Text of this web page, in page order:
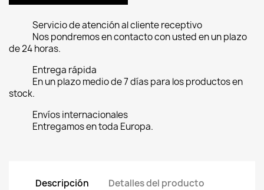
Servicio de atención al cliente receptivo
Nos pondremos en contacto con usted en un plazo
de 24 horas.
Entrega rápida
En un plazo medio de 7 días para los productos en
stock.
Envíos internacionales
Entregamos en toda Europa.
Descripción Detalles del producto